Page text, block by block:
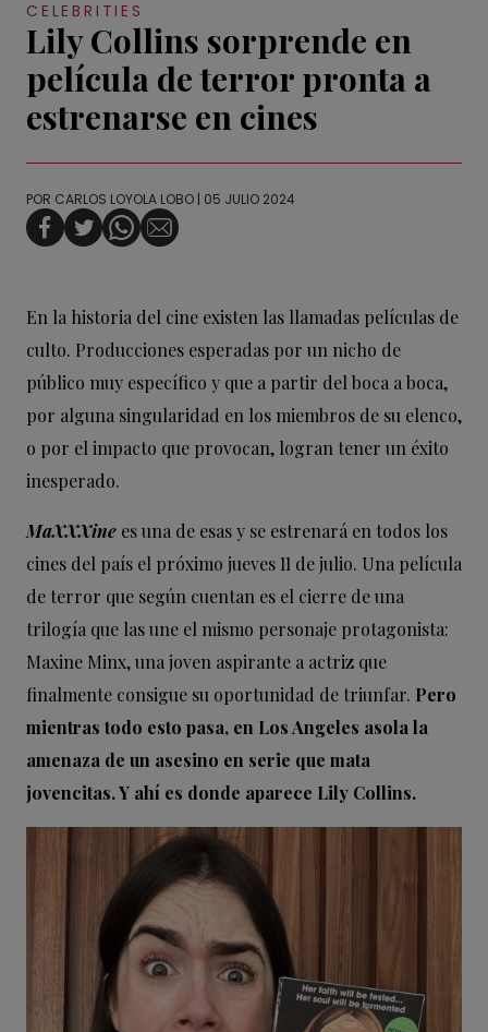
CELEBRITIES
Lily Collins sorprende en
película de terror pronta a
estrenarse en cines
POR CARLOS LOYOLA LOBO | 05 JULIO 2024
En la historia del cine existen las llamadas películas de
culto. Producciones esperadas por un nicho de
público muy específico y que a partir del boca a boca,
por alguna singularidad en los miembros de su elenco,
o por el impacto que provocan, logran tener un éxito
inesperado.
MaXXXine es una de esas y se estrenará en todos los
cines del país el próximo jueves 11 de julio. Una película
de terror que según cuentan es el cierre de una
trilogía que las une el mismo personaje protagonista:
Maxine Minx, una joven aspirante a actriz que
finalmente consigue su oportunidad de triunfar. Pero
mientras todo esto pasa, en Los Angeles asola la
amenaza de un asesino en serie que mata
jovencitas. Y ahí es donde aparece Lily Collins.